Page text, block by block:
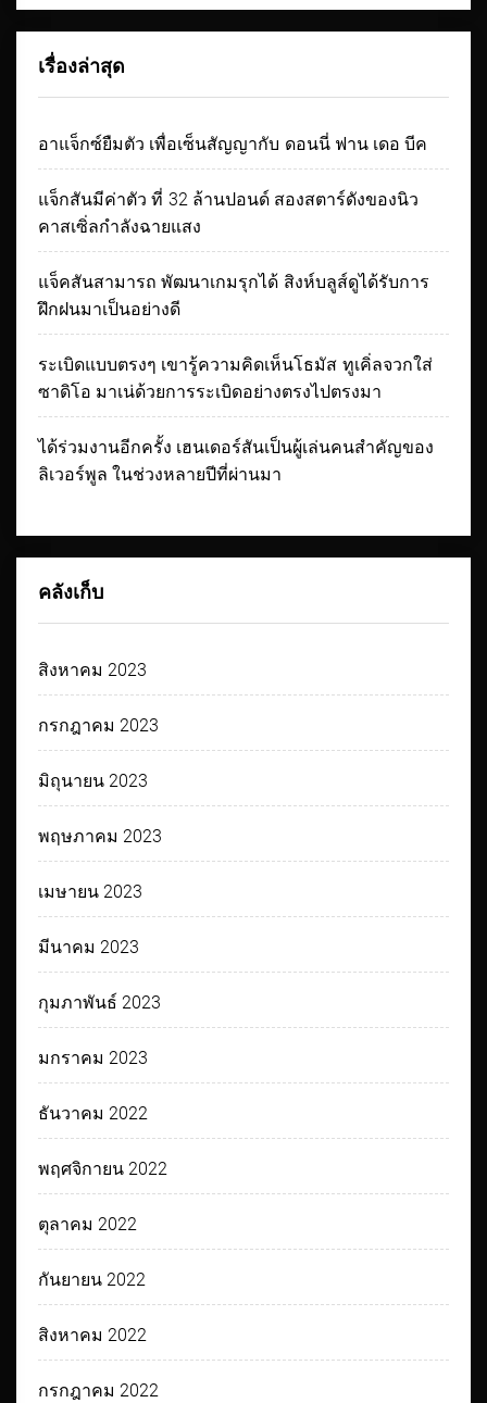
เรื่องล่าสุด
อาแจ็กซ์ยืมตัว เพื่อเซ็นสัญญากับ ดอนนี่ ฟาน เดอ บีค
แจ็กสันมีค่าตัว ที่ 32 ล้านปอนด์ สองสตาร์ดังของนิว
คาสเซิ่ลกำลังฉายแสง
แจ็คสันสามารถ พัฒนาเกมรุกได้ สิงห์บลูส์ดูได้รับการ
ฝึกฝนมาเป็นอย่างดี
ระเบิดแบบตรงๆ เขารู้ความคิดเห็นโธมัส ทูเคิ่ลจวกใส่
ซาดิโอ มาเน่ด้วยการระเบิดอย่างตรงไปตรงมา
ได้ร่วมงานอีกครั้ง เฮนเดอร์สันเป็นผู้เล่นคนสำคัญของ
ลิเวอร์พูล ในช่วงหลายปีที่ผ่านมา
คลังเก็บ
สิงหาคม 2023
กรกฎาคม 2023
มิถุนายน 2023
พฤษภาคม 2023
เมษายน 2023
มีนาคม 2023
กุมภาพันธ์ 2023
มกราคม 2023
ธันวาคม 2022
พฤศจิกายน 2022
ตุลาคม 2022
กันยายน 2022
สิงหาคม 2022
กรกฎาคม 2022